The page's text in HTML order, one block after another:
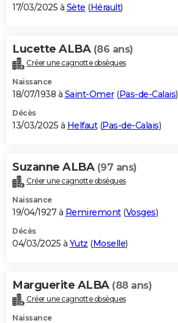
17/03/2025 à Sète (Hérault)
Lucette ALBA (86 ans)
Créer une cagnotte obsèques
Naissance
18/07/1938 à Saint-Omer(Pas-de-Calais)
Décès
13/03/2025 à Helfaut(Pas-de-Calais)
Suzanne ALBA (97 ans)
Créer une cagnotte obsèques
Naissance
19/04/1927 à Remiremont(Vosges)
Décès
04/03/2025 à Yutz (Moselle)
Marguerite ALBA (88 ans)
Créer une cagnotte obsèques
Naissance